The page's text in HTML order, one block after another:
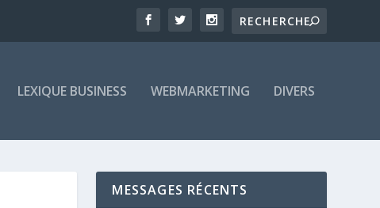
LEXIQUE BUSINESS WEBMARKETING DIVERS
MESSAGES RÉCENTS